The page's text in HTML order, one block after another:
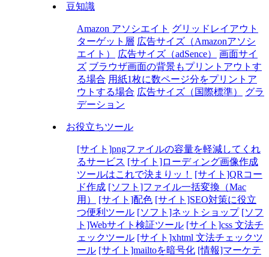
豆知識
Amazon アソシエイト グリッドレイアウト
ターゲット層 広告サイズ（Amazonアソシ
エイト）
広告サイズ（adSence）
画面サイ
ズ ブラウザ画面の背景もプリントアウトす
る場合 用紙1枚に数ページ分をプリントア
ウトする場合 広告サイズ（国際標準）
グラ
デーション
お役立ちツール
[サイト]pngファイルの容量を軽減してくれ
るサービス [サイト]ローディング画像作成
ツールはこれで決まりッ！
[サイト]QRコー
ド作成 [ソフト]ファイル一括変換（Mac
用）
[サイト]配色 [サイト]SEO対策に役立
つ便利ツール [ソフト]ネットショップ [ソフ
ト]Webサイト検証ツール [サイト]css 文法チ
ェックツール [サイト]xhtml 文法チェックツ
ール [サイト]mailtoを暗号化 [情報]マーケテ